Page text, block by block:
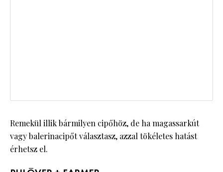
Remekül illik bármilyen cipőhöz, de ha magassarkút
vagy balerinacipőt választasz, azzal tökéletes hatást
érhetsz el.